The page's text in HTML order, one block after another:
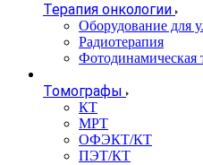
Терапия онкологии
Оборудование для
Радиотерапия
Фотодинамическая
Томографы
КТ
МРТ
ОФЭКТ/КТ
ПЭТ/КТ